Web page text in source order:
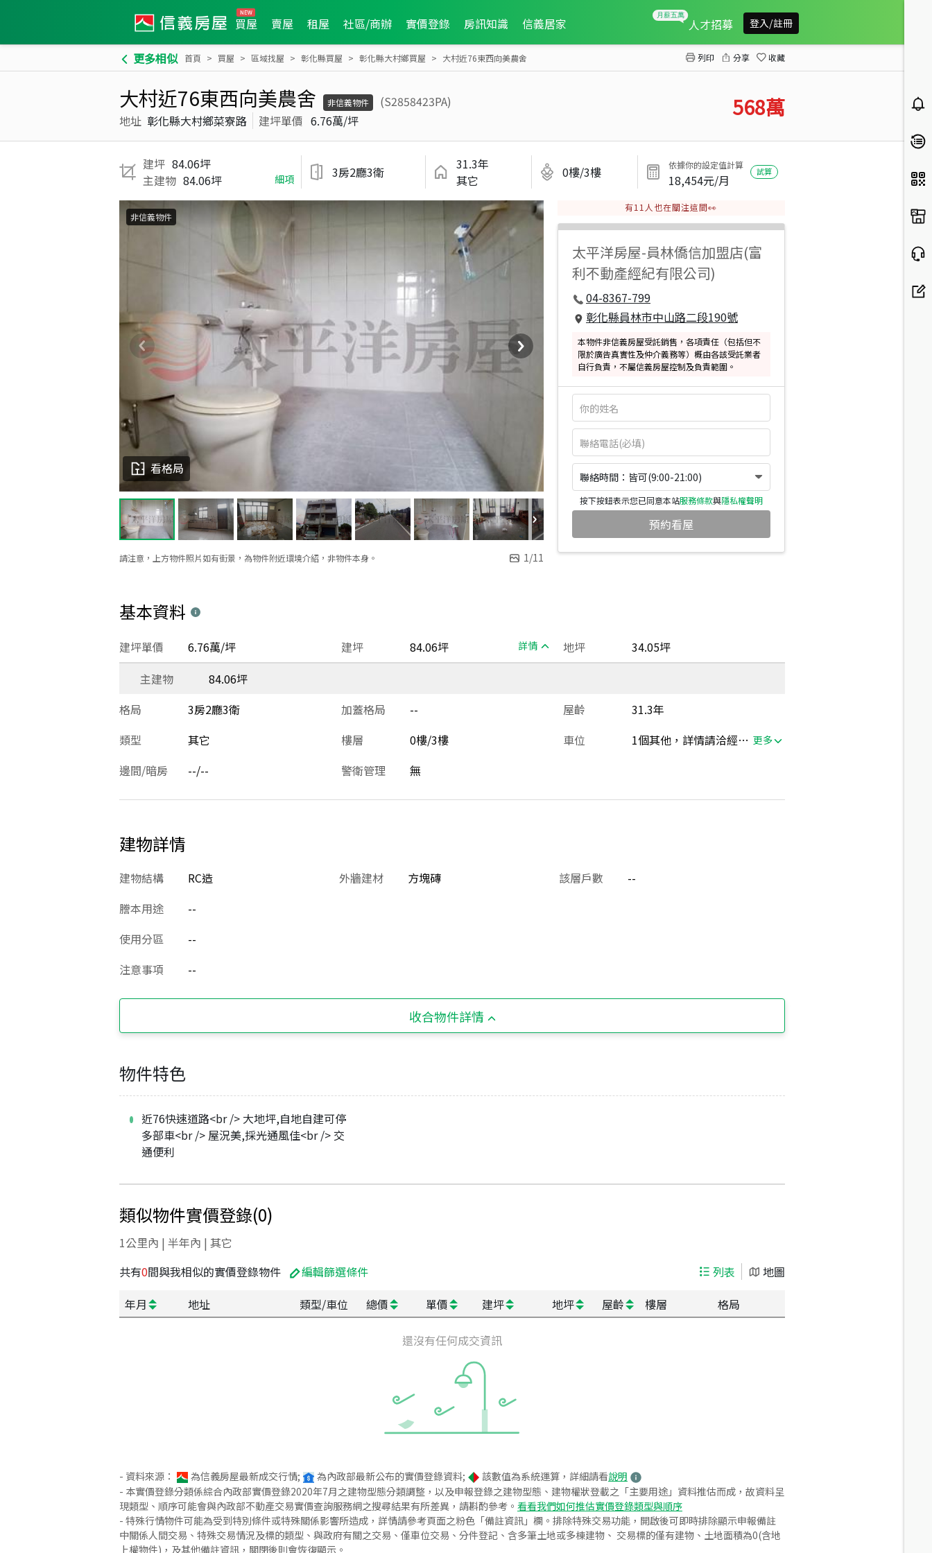
買屋 賣屋 租屋 社區/商辦 實價登錄 房訊知識 信義居家 人才招募 登入/註冊
更多相似 首頁 買屋 區域找屋 彰化縣買屋 彰化縣大村鄉買屋 大村近76東西向美農舍 列印 分享 收藏
大村近76東西向美農舍 非信義物件
(S2858423PA)
地址 彰化縣大村鄉菜寮路 建坪單價 6.76萬/坪 568萬
建坪 84.06坪
主建物 84.06坪 細項 3房2廳3衛
31.3年
其它
0樓/3樓 依據你的設定值計算
18,454元/月
試算
請注意，上方物件照片如有街景，為物件附近環境介紹，非物件本身。 1/11
看格局
非信義物件
有11 人也在關注這間👀
太平洋房屋-員林僑信加盟店(富
利不動產經紀有限公司)
04-8367-799
彰化縣員林市中山路二段190號
本物件非信義房屋受託銷售，各項責任（包括但不
限於廣告真實性及仲介義務等）概由各該受託業者
自行負責，不屬信義房屋控制及負責範圍。
聯絡時間：皆可(9:00-21:00)
按下按鈕表示您已同意本站服務條款與隱私權聲明
預約看屋
基本資料
建坪 84.06坪 詳情
建坪單價 6.76萬/坪 地坪
34.05坪
主建物
84.06坪
格局
3房2廳3衛 加蓋格局 -- 屋齡
31.3年
類型
其它 樓層 0樓/3樓 車位 1個其他，詳情請洽經紀人員 更多
邊間/暗房 --/-- 警衛管理 無
建物詳情
建物結構 RC造 外牆建材 方塊磚 該層戶數
--
謄本用途
--
使用分區
--
注意事項
--
收合物件詳情
物件特色
近76快速道路<br /> 大地坪,自地自建可停
多部車<br /> 屋況美,採光通風佳<br /> 交
通便利
類似物件實價登錄(0)
1公里內 | 半年內 | 其它
共有0間與我相似的實價登錄物件 編輯篩選條件 列表
地圖
年月
地址 類型/車位 總價 單價 建坪 地坪 屋齡 樓層 格局
還沒有任何成交資訊
- 資料來源： 為信義房屋最新成交行情; 為內政部最新公布的實價登錄資料; 該數值為系統運算，詳細請看說明
- 本實價登錄分類係綜合內政部實價登錄2020年7月之建物型態分類調整，以及申報登錄之建物型態、建物權狀登載之「主要用途」資料推估而成，故資料呈
現類型、順序可能會與內政部不動產交易實價查詢服務網之搜尋結果有所差異，請斟酌參考。 看看我們如何推估實價登錄類型與順序
- 特殊行情物件可能為受到特別條件或特殊關係影響所造成，詳情請參考頁面之粉色「備註資訊」欄。排除特殊交易功能，開啟後可即時排除顯示申報備註
中關係人間交易、特殊交易情況及標的類型、與政府有關之交易、僅車位交易、分件登記、含多筆土地或多棟建物、 交易標的僅有建物、土地面積為0(含地
上權物件)，及其他備註資訊，關閉後則會恢復顯示。